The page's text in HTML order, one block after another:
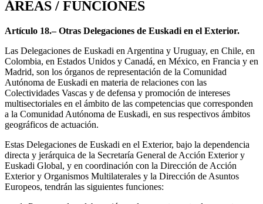
ÁREAS / FUNCIONES
Artículo 18.– Otras Delegaciones de Euskadi en el Exterior.
Las Delegaciones de Euskadi en Argentina y Uruguay, en Chile, en
Colombia, en Estados Unidos y Canadá, en México, en Francia y en
Madrid, son los órganos de representación de la Comunidad
Autónoma de Euskadi en materia de relaciones con las
Colectividades Vascas y de defensa y promoción de intereses
multisectoriales en el ámbito de las competencias que corresponden
a la Comunidad Autónoma de Euskadi, en sus respectivos ámbitos
geográficos de actuación.
Estas Delegaciones de Euskadi en el Exterior, bajo la dependencia
directa y jerárquica de la Secretaría General de Acción Exterior y
Euskadi Global, y en coordinación con la Dirección de Acción
Exterior y Organismos Multilaterales y la Dirección de Asuntos
Europeos, tendrán las siguientes funciones: